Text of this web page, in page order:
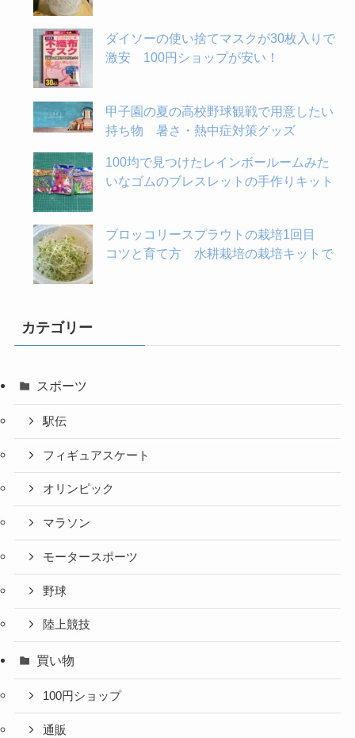
ダイソーの使い捨てマスクが30枚入りで
激安 100円ショップが安い！
甲子園の夏の高校野球観戦で用意したい
持ち物 暑さ・熱中症対策グッズ
100均で見つけたレインボールームみた
いなゴムのブレスレットの手作りキット
ブロッコリースプラウトの栽培1回目
コツと育て方 水耕栽培の栽培キットで
カテゴリー
スポーツ
駅伝
フィギュアスケート
オリンピック
マラソン
モータースポーツ
野球
陸上競技
買い物
100円ショップ
通販